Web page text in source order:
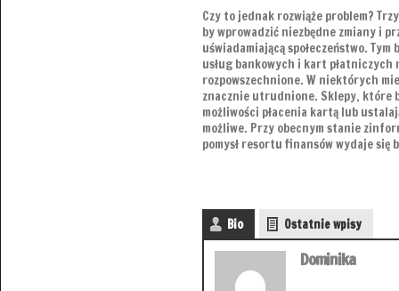
Czy to jednak rozwiąże problem?
by wprowadzić niezbędne zmiany i
uświadamiającą społeczeństwo.
usług bankowych i kart płatniczych
rozpowszechnione. W niektórych
znacznie utrudnione. Sklepy, które
możliwości płacenia kartą lub
możliwe. Przy obecnym stanie
pomysł resortu finansów wydaje się
Bio Ostatnie wpisy
Dominika